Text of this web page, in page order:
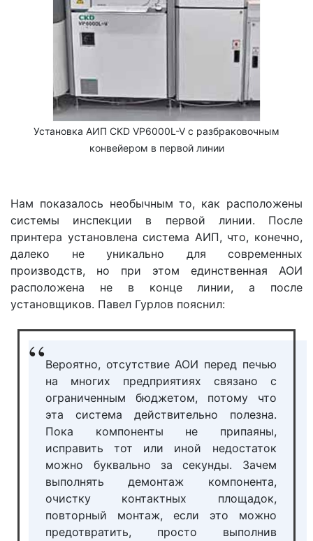
Установка АИП CKD VP6000L-V с разбраковочным
конвейером в первой линии
Нам показалось необычным то, как расположены
системы инспекции в первой линии. После
принтера установлена система АИП, что, конечно,
далеко не уникально для современных
производств, но при этом единственная АОИ
расположена не в конце линии, а после
установщиков. Павел Гурлов пояснил:
Вероятно, отсутствие АОИ перед печью
на многих предприятиях связано с
ограниченным бюджетом, потому что
эта система действительно полезна.
Пока компоненты не припаяны,
исправить тот или иной недостаток
можно буквально за секунды. Зачем
выполнять демонтаж компонента,
очистку контактных площадок,
повторный монтаж, если это можно
предотвратить, просто выполнив